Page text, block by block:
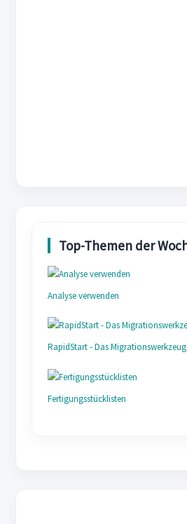
Analyse verwenden
RapidStart - Das Migrationswerkzeug
Fertigungsstücklisten